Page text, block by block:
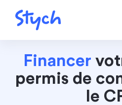
Financer
permis de
le